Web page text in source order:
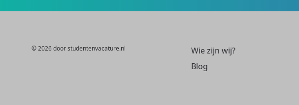
© 2026 door studentenvacature.nl
Wie zijn wij?
Blog